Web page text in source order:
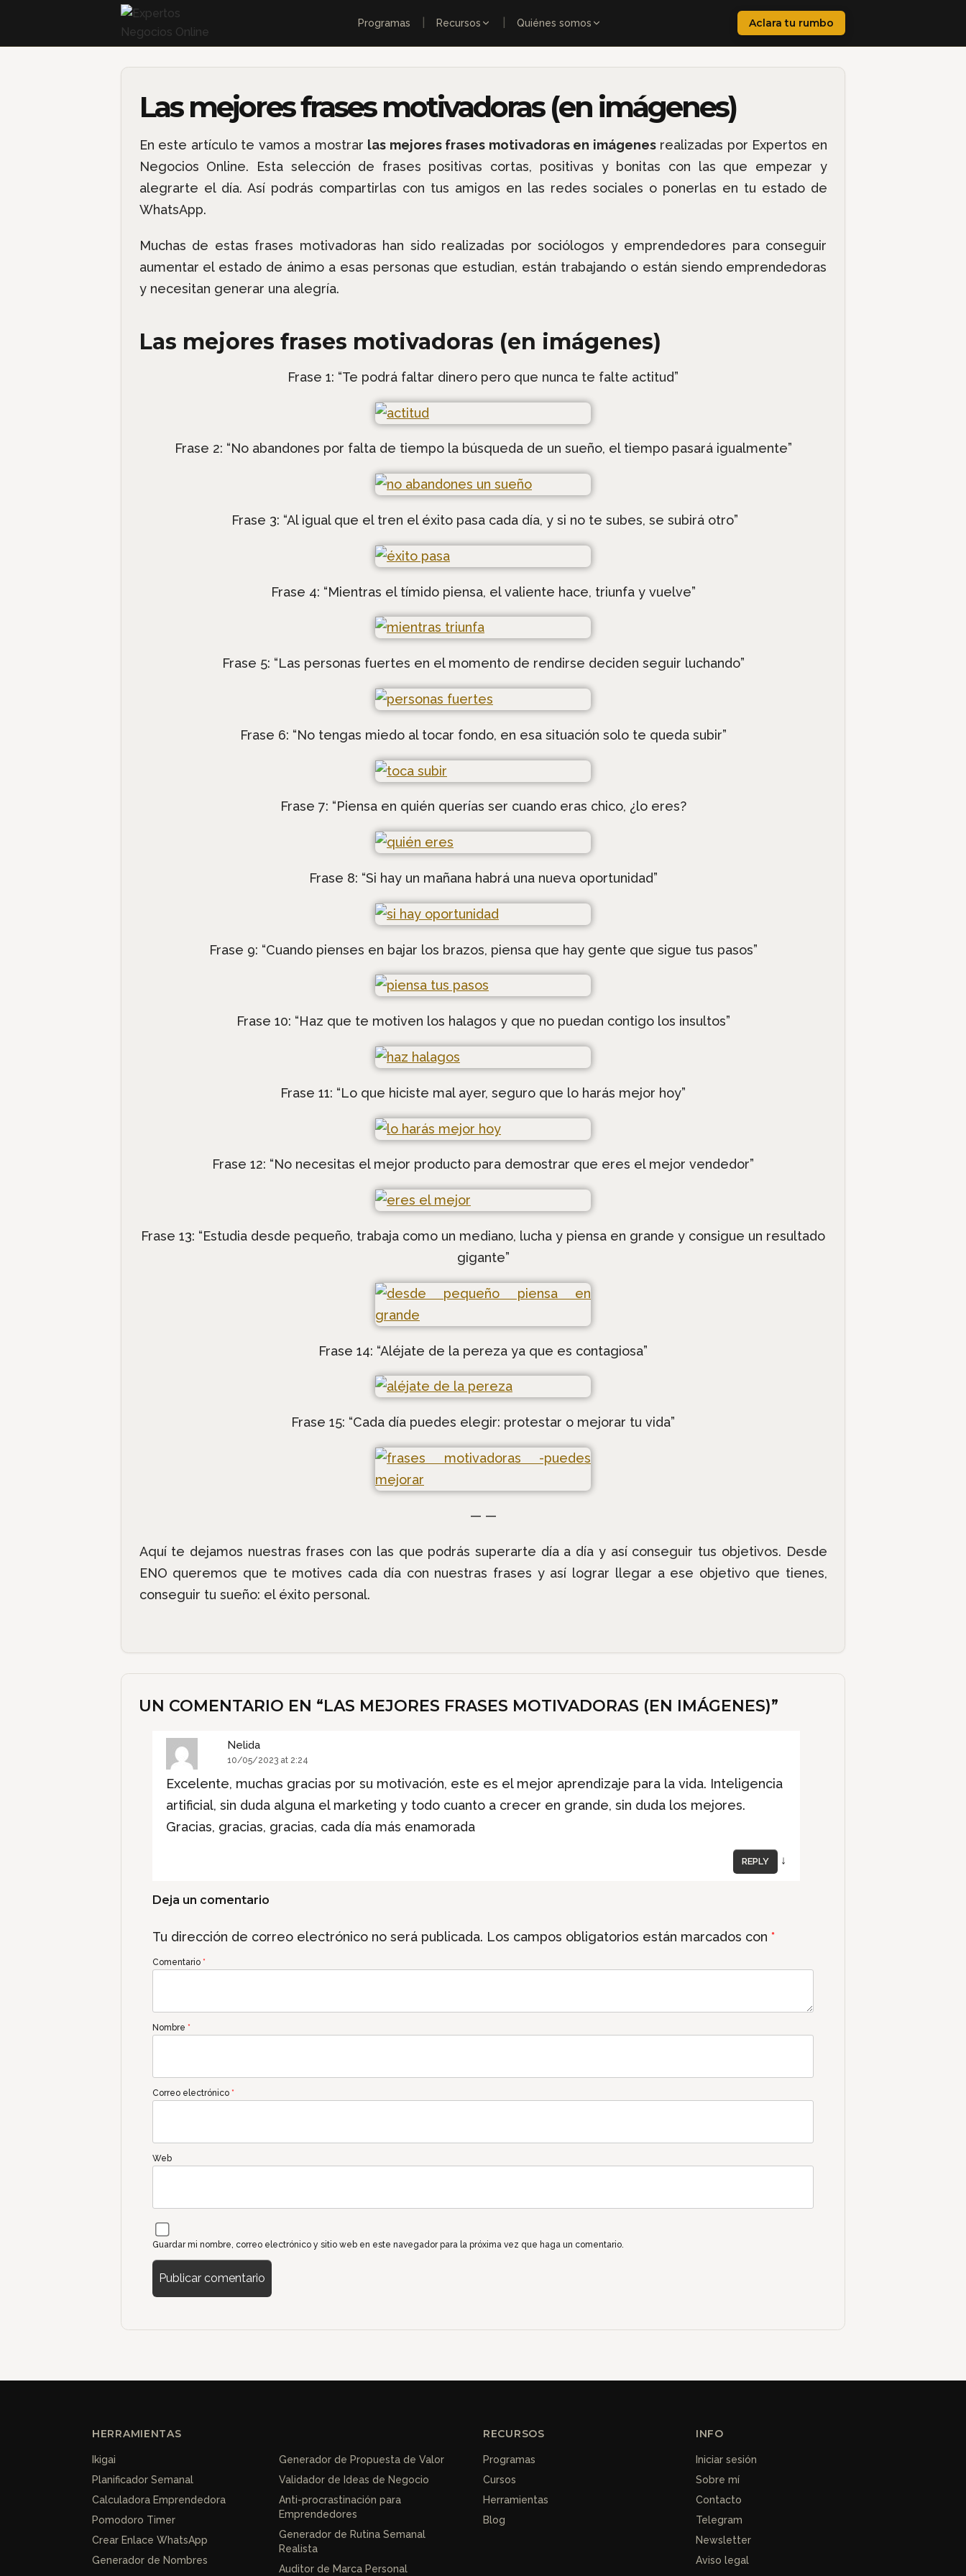
Programas Recursos Quiénes somos Aclara tu rumbo
Las mejores frases motivadoras (en imágenes)
En este artículo te vamos a mostrar las mejores frases motivadoras en imágenesrealizadas por Expertos en
Negocios Online. Esta selección de frases positivas cortas, positivas y bonitas con las que empezar y
alegrarte el día. Así podrás compartirlas con tus amigos en las redes sociales o ponerlas en tu estado de
WhatsApp.
Muchas de estas frases motivadoras han sido realizadas por sociólogos y emprendedores para conseguir
aumentar el estado de ánimo a esas personas que estudian, están trabajando o están siendo emprendedoras
y necesitan generar una alegría.
Las mejores frases motivadoras (en imágenes)
Frase 1: “Te podrá faltar dinero pero que nunca te falte actitud”
Frase 2: “No abandones por falta de tiempo la búsqueda de un sueño, el tiempo pasará igualmente”
Frase 3: “Al igual que el tren el éxito pasa cada día, y si no te subes, se subirá otro”
Frase 4: “Mientras el tímido piensa, el valiente hace, triunfa y vuelve”
Frase 5: “Las personas fuertes en el momento de rendirse deciden seguir luchando”
Frase 6: “No tengas miedo al tocar fondo, en esa situación solo te queda subir”
Frase 7: “Piensa en quién querías ser cuando eras chico, ¿lo eres?
Frase 8: “Si hay un mañana habrá una nueva oportunidad”
Frase 9: “Cuando pienses en bajar los brazos, piensa que hay gente que sigue tus pasos”
Frase 10: “Haz que te motiven los halagos y que no puedan contigo los insultos”
Frase 11: “Lo que hiciste mal ayer, seguro que lo harás mejor hoy”
Frase 12: “No necesitas el mejor producto para demostrar que eres el mejor vendedor”
Frase 13: “Estudia desde pequeño, trabaja como un mediano, lucha y piensa en grande y consigue un resultado
gigante”
Frase 14: “Aléjate de la pereza ya que es contagiosa”
Frase 15: “Cada día puedes elegir: protestar o mejorar tu vida”
— —
Aquí te dejamos nuestras frases con las que podrás superarte día a día y así conseguir tus objetivos. Desde
ENO queremos que te motives cada día con nuestras frases y así lograr llegar a ese objetivo que tienes,
conseguir tu sueño: el éxito personal.
UN COMENTARIO EN “LAS MEJORES FRASES MOTIVADORAS (EN IMÁGENES)”
Nelida
10/05/2023 at 2:24
Excelente, muchas gracias por su motivación, este es el mejor aprendizaje para la vida. Inteligencia
artificial, sin duda alguna el marketing y todo cuanto a crecer en grande, sin duda los mejores.
Gracias, gracias, gracias, cada día más enamorada
REPLY ↓
Deja un comentario
Tu dirección de correo electrónico no será publicada. Los campos obligatorios están marcados con*
Comentario *
Nombre *
Correo electrónico *
Web
Guardar mi nombre, correo electrónico y sitio web en este navegador para la próxima vez que haga un comentario.
HERRAMIENTAS
Ikigai
Planificador Semanal
Calculadora Emprendedora
Pomodoro Timer
Crear Enlace WhatsApp
Generador de Nombres
Generador de Propuesta de Valor
Validador de Ideas de Negocio
Anti-procrastinación para
Emprendedores
Generador de Rutina Semanal
Realista
Auditor de Marca Personal
RECURSOS
Programas
Cursos
Herramientas
Blog
INFO
Iniciar sesión
Sobre mí
Contacto
Telegram
Newsletter
Aviso legal